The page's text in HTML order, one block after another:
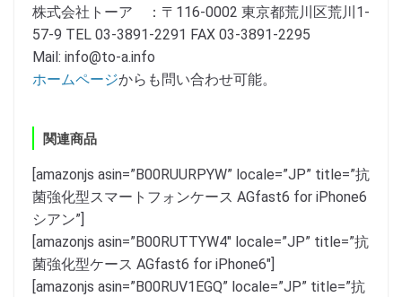
株式会社トーア ：〒116-0002 東京都荒川区荒川1-
57-9 TEL 03-3891-2291 FAX 03-3891-2295
Mail: info@to-a.info
ホームページからも問い合わせ可能。
関連商品
[amazonjs asin=”B00RUURPYW” locale=”JP” title=”抗
菌強化型スマートフォンケース AGfast6 for iPhone6
シアン”]
[amazonjs asin=”B00RUTTYW4″ locale=”JP” title=”抗
菌強化型ケース AGfast6 for iPhone6″]
[amazonjs asin=”B00RUV1EGQ” locale=”JP” title=”抗